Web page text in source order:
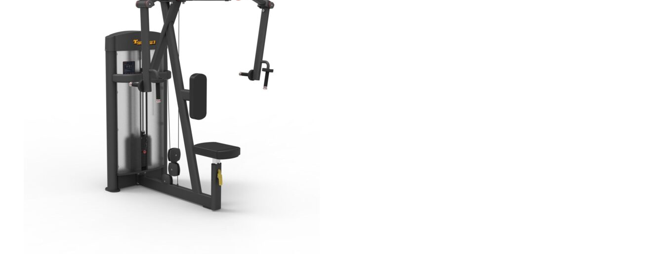
Máy chạy bộ Spirit
Xe đạp tập Spirit
Xe đạp ngồi có tựa lưng Spirit
Máy trượt tuyết Spirit
Máy chèo thuyền Spirit
Máy tập phục hồi chức năng Spirit
SP3 Serie Strength Spirit
SP4 Serie Strength Spirit
Cardio Tiger Sport
Máy chạy bộ Tiger Sport
Xe đạp tập Tiger Sport
Xe đạp ngồi có tựa lưng Tiger Sport
Máy trượt tuyết Tiger Sport
Máy chèo thuyền Tiger Sport
Strength Tiger Sport
TGP Serie Strength